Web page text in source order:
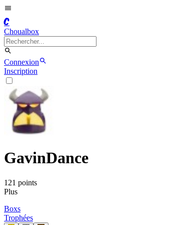
C
Choualbox
Connexion
Inscription
GavinDance
121 points
Plus
Boxs
Trophées